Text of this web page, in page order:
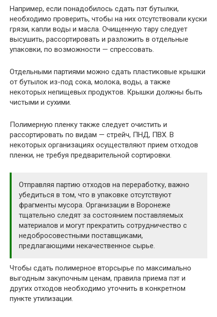
Например, если понадобилось сдать пэт бутылки,
необходимо проверить, чтобы на них отсутствовали куски
грязи, капли воды и масла. Очищенную тару следует
высушить, рассортировать и разложить в отдельные
упаковки, по возможности — спрессовать.
Отдельными партиями можно сдать пластиковые крышки
от бутылок из-под сока, молока, воды, а также
некоторых непищевых продуктов. Крышки должны быть
чистыми и сухими.
Полимерную пленку также следует очистить и
рассортировать по видам — стрейч, ПНД, ПВХ. В
некоторых организациях осуществляют прием отходов
пленки, не требуя предварительной сортировки.
Отправляя партию отходов на переработку, важно
убедиться в том, что в упаковке отсутствуют
фрагменты мусора. Организации в Воронеже
тщательно следят за состоянием поставляемых
материалов и могут прекратить сотрудничество с
недобросовестными поставщиками,
предлагающими некачественное сырье.
Чтобы сдать полимерное вторсырье по максимально
выгодным закупочным ценам, правила приема пэт и
других отходов необходимо уточнить в конкретном
пункте утилизации.